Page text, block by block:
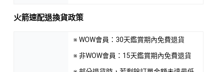
火箭速配退換貨政策
※ WOW會員：30天鑑賞期內免費退貨
※ 非WOW會員：15天鑑賞期內免費退貨